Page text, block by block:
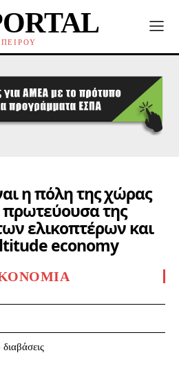
η πόλη της χώρας
πρωτεύουσα της
ελικοπτέρων και
economy